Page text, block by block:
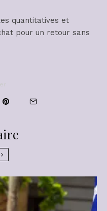
quantitatives et
pour un retour sans